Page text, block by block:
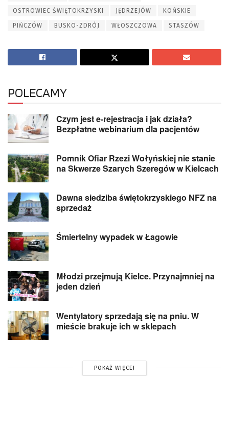
OSTROWIEC ŚWIĘTOKRZYSKI JĘDRZEJÓW KOŃSKIE
PIŃCZÓW BUSKO-ZDRÓJ WŁOSZCZOWA STASZÓW
POLECAMY
Czym jest e-rejestracja i jak działa?
Bezpłatne webinarium dla pacjentów
Pomnik Ofiar Rzezi Wołyńskiej nie stanie
na Skwerze Szarych Szeregów w Kielcach
Dawna siedziba świętokrzyskiego NFZ na
sprzedaż
Śmiertelny wypadek w Łagowie
Młodzi przejmują Kielce. Przynajmniej na
jeden dzień
Wentylatory sprzedają się na pniu. W
mieście brakuje ich w sklepach
POKAŻ WIĘCEJ